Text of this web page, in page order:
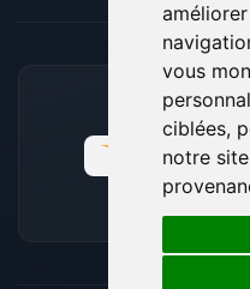
vous
ciblées,
notre
MOYENS DE